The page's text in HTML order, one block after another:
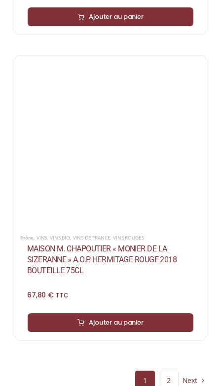
Ajouter au panier
Rhône VINS ,VINS BIO VINS DE FRANCE ,VINS ROUGES
MAISON M. CHAPOUTIER « MONIER DE LA
SIZERANNE » A.O.P. HERMITAGE ROUGE 2018
BOUTEILLE 75CL
67,80 € TTC
Ajouter au panier
1 2 Next